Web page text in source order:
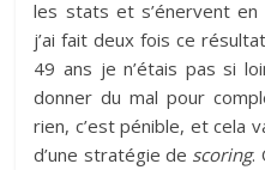
les stats et s’énervent
j’ai fait deux fois ce
49 ans je n’étais pas si
donner du mal pour
rien, c’est pénible, et cela
d’une stratégie de scoring.